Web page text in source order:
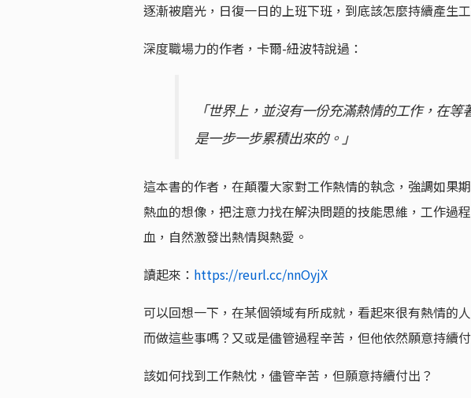
逐漸被磨光，日復一日的上班下班，到底該怎麼持續產生
深度職場力的作者，卡爾-紐波特說過：
「世界上，並沒有一份充滿熱情的工作，在
是一步一步累積出來的。」
這本書的作者，在顛覆大家對工作熱情的執念，強調如果
熱血的想像，把注意力找在解決問題的技能思維，工作過
血，自然激發出熱情與熱愛。
讀起來： https://reurl.cc/nnOyjX
可以回想一下，在某個領域有所成就，看起來很有熱情的
而做這些事嗎？又或是儘管過程辛苦，但他依然願意持續
該如何找到工作熱忱，儘管辛苦，但願意持續付出？